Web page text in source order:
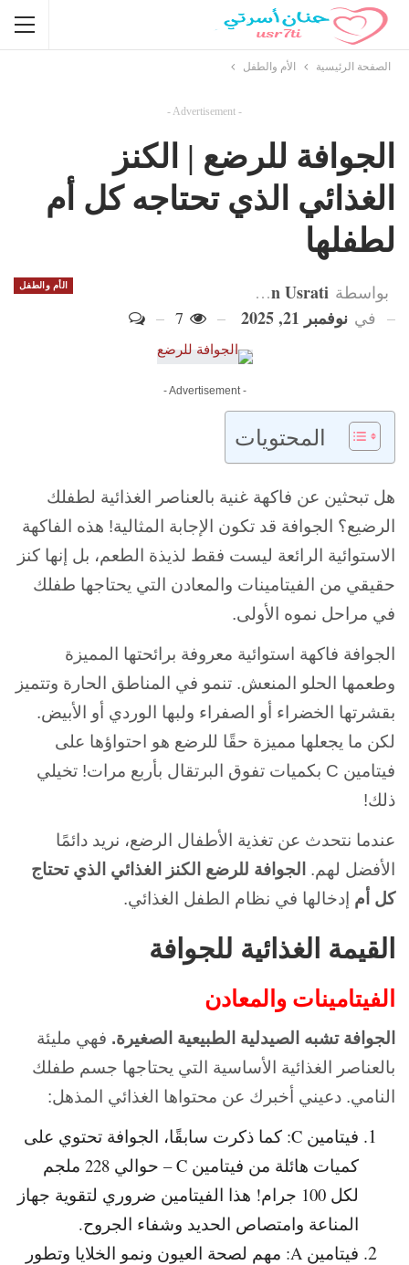
الصفحة الرئيسية الأم والطفل
- Advertisement -
الجوافة للرضع | الكنز
الغذائي الذي تحتاجه كل أم
لطفلها
الأم والطفل بواسطة Hanan Usrati
في نوفمبر 21, 2025
- Advertisement -
المحتويات
هل تبحثين عن فاكهة غنية بالعناصر الغذائية لطفلك
الرضيع؟ الجوافة قد تكون الإجابة المثالية! هذه الفاكهة
الاستوائية الرائعة ليست فقط لذيذة الطعم، بل إنها كنز
حقيقي من الفيتامينات والمعادن التي يحتاجها طفلك
في مراحل نموه الأولى.
الجوافة فاكهة استوائية معروفة برائحتها المميزة
وطعمها الحلو المنعش. تنمو في المناطق الحارة وتتميز
بقشرتها الخضراء أو الصفراء ولبها الوردي أو الأبيض.
لكن ما يجعلها مميزة حقًا للرضع هو احتواؤها على
فيتامين C بكميات تفوق البرتقال بأربع مرات! تخيلي
ذلك!
عندما نتحدث عن تغذية الأطفال الرضع، نريد دائمًا
الأفضل لهم. الجوافة للرضع الكنز الغذائي الذي تحتاج
كل أم إدخالها في نظام الطفل الغذائي.
القيمة الغذائية للجوافة
الفيتامينات والمعادن
الجوافة تشبه الصيدلية الطبيعية الصغيرة. فهي مليئة
بالعناصر الغذائية الأساسية التي يحتاجها جسم طفلك
النامي. دعيني أخبرك عن محتواها الغذائي المذهل:
فيتامين C: كما ذكرت سابقًا، الجوافة تحتوي على
كميات هائلة من فيتامين C – حوالي 228 ملجم
لكل 100 جرام! هذا الفيتامين ضروري لتقوية جهاز
المناعة وامتصاص الحديد وشفاء الجروح.
فيتامين A: مهم لصحة العيون ونمو الخلايا وتطور